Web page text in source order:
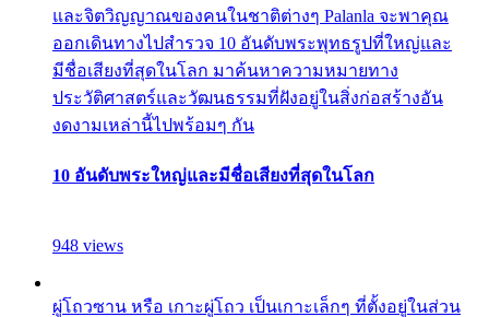
และจิตวิญญาณของคนในชาติต่างๆ Palanla จะพาคุณ
ออกเดินทางไปสำรวจ 10 อันดับพระพุทธรูปที่ใหญ่และ
มีชื่อเสียงที่สุดในโลก มาค้นหาความหมายทาง
ประวัติศาสตร์และวัฒนธรรมที่ฝังอยู่ในสิ่งก่อสร้างอัน
งดงามเหล่านี้ไปพร้อมๆ กัน
10 อันดับพระใหญ่และมีชื่อเสียงที่สุดในโลก
948 views
ผู่โถวซาน หรือ เกาะผู่โถว เป็นเกาะเล็กๆ ที่ตั้งอยู่ในส่วน